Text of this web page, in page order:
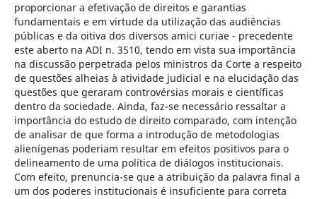
proporcionar a efetivação de direitos e garantias
fundamentais e em virtude da utilização das audiências
públicas e da oitiva dos diversos amici curiae - precedente
este aberto na ADI n. 3510, tendo em vista sua importância
na discussão perpetrada pelos ministros da Corte a respeito
de questões alheias à atividade judicial e na elucidação das
questões que geraram controvérsias morais e científicas
dentro da sociedade. Ainda, faz-se necessário ressaltar a
importância do estudo de direito comparado, com intenção
de analisar de que forma a introdução de metodologias
alienígenas poderiam resultar em efeitos positivos para o
delineamento de uma política de diálogos institucionais.
Com efeito, prenuncia-se que a atribuição da palavra final a
um dos poderes institucionais é insuficiente para correta